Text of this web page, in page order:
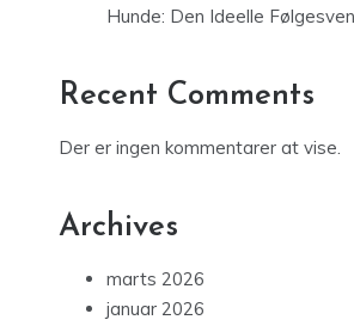
Hunde: Den Ideelle
Recent Comments
Der er ingen kommentarer at vise.
Archives
marts 2026
januar 2026